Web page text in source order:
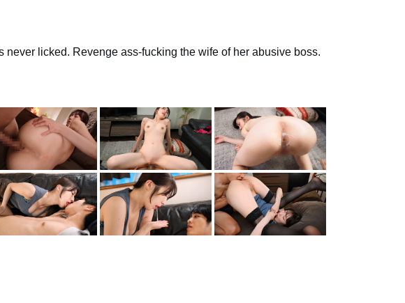
licked. Revenge ass-fucking the wife of her abusive boss.